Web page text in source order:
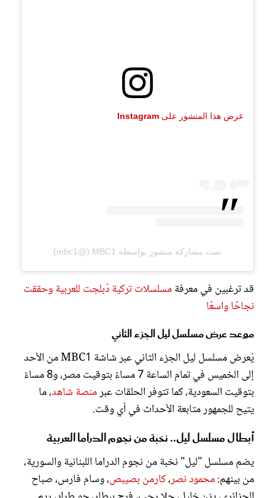
عرض هذا المنشور على Instagram
تمت مشاركة منشور بواسطة ‏MBC1‏ (@‏mbc1‏)
قد ترغبين في معرفةمسلسلات تركية دُبلجت للعربية وحققت
نجاحًا واسعًا
موعد عرض مسلسل ليل الجزء الثاني
يُعرض مسلسل ليل الجزء الثاني عبر شاشة MBC1 من الأحد
إلى الخميس في تمام الساعة 7 مساءً بتوقيت مصر، و8 مساءً
بتوقيت السعودية، كما تتوفر الحلقات عبرمنصة شاهد، ما
يتيح للجمهور متابعة الأحداث في أي وقت.
أبطال مسلسل ليل.. نخبة من نجوم الدراما العربية
يضم مسلسل "ليل" نخبة من نجوم الدراما اللبنانية والسورية،
من بينهم:محمود نصر،كارمن بصيبص، وسام فارس، صباح